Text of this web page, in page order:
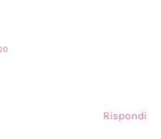
Rispondi